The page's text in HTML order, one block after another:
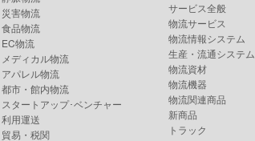
災害物流
食品物流
EC物流
メディカル物流
アパレル物流
都市・館内物流
スタートアップ･ベンチャー
利用運送
貿易・税関
サービス全般
物流サービス
物流情報システム
生産・流通システム
物流資材
物流機器
物流関連商品
新商品
トラック